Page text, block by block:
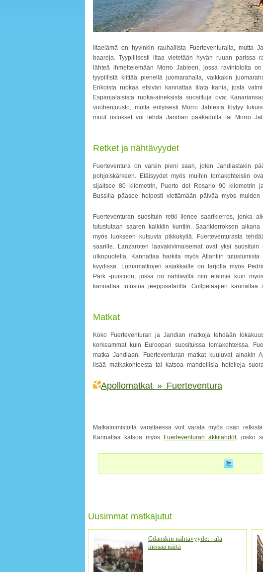
Iltaelämä on hyvinkin rauhallista Fuerteventuralla, mutta
baareja. Tyypillisesti iltaa vietetään hyvän ruuan parissa
lähteä ihmettelemään Morro Jableen, jossa ravintoloita
tyypillistä kiittää pienellä juomarahalla, vaikkakin
Erikoista ruokaa etsivän kannattaa tilata kania, josta
Espanjalaisista ruoka-aineksista suosittuja ovat
vuohenjuusto, mutta erityisesti Morro Jablesta löytyy
muut ostokset voi tehdä Jandian pääkadulla tai Morro
Retket ja nähtävyydet
Fuerteventura on varsin pieni saari, joten Jandiastakin
pohjoiskärkeen. Etäisyydet myös muihin lomakohteisiin
sijaitsee 80 kilometrin, Puerto del Rosario 90 kilometrin
Bussilla pääsee helposti viettämään päivää myös muiden
Fuerteventuran suosituin retki lienee saarikierros, jonka
tutustutaan saaren kaikkiin kuntiin. Saarikierroksen
myös luokseen kutsuvia pikkukyliä. Fuerteventurasta
saarille. Lanzaroten laavakivimaisemat ovat yksi suosituin
ulkopuolella. Kannattaa harkita myös Atlantiin
kyydissä. Lomamatkojen asiakkaille on tarjolla myös
Park -puistoon, jossa on nähtävillä niin eläimiä kuin
kannattaa tutustua jeeppisafarilla. Golfpelaajien
Matkat
Koko Fuerteventuran ja Jandian matkoja tehdään
korkeammat kuin Euroopan suosituissa lomakohteissa.
matka Jandiaan. Fuerteventuran matkat kuuluvat ainakin
lisää matkakohteesta tai katsoa mahdollisia hotelleja
Apollomatkat » Fuerteventura
Matkatoimistolta varattaessa voit varata myös osan
Kannattaa katsoa myös Fuerteventuran äkkilähdöt, josko
Uusimmat matkajutut
Gdanskin nähtävyydet - älä
missaa näitä